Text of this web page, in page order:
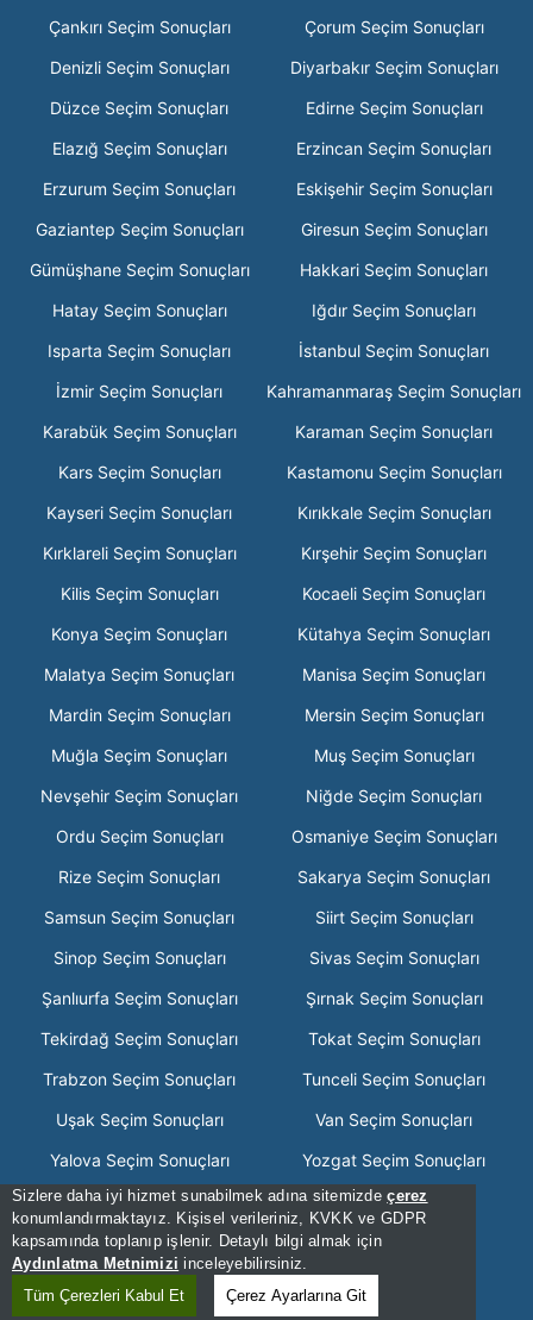
Sizlere daha iyi hizmet sunabilmek adına sitemizdeçerez
konumlandırmaktayız. Kişisel verileriniz, KVKK ve GDPR
kapsamında toplanıp işlenir. Detaylı bilgi almak için
Aydınlatma Metnimizi inceleyebilirsiniz.
Tüm Çerezleri Kabul Et
Çerez Ayarlarına Git
Çankırı Seçim Sonuçları
Çorum Seçim Sonuçları
Denizli Seçim Sonuçları
Diyarbakır Seçim Sonuçları
Düzce Seçim Sonuçları
Edirne Seçim Sonuçları
Elazığ Seçim Sonuçları
Erzincan Seçim Sonuçları
Erzurum Seçim Sonuçları
Eskişehir Seçim Sonuçları
Gaziantep Seçim Sonuçları
Giresun Seçim Sonuçları
Gümüşhane Seçim Sonuçları
Hakkari Seçim Sonuçları
Hatay Seçim Sonuçları
Iğdır Seçim Sonuçları
Isparta Seçim Sonuçları
İstanbul Seçim Sonuçları
İzmir Seçim Sonuçları
Kahramanmaraş Seçim Sonuçları
Karabük Seçim Sonuçları
Karaman Seçim Sonuçları
Kars Seçim Sonuçları
Kastamonu Seçim Sonuçları
Kayseri Seçim Sonuçları
Kırıkkale Seçim Sonuçları
Kırklareli Seçim Sonuçları
Kırşehir Seçim Sonuçları
Kilis Seçim Sonuçları
Kocaeli Seçim Sonuçları
Konya Seçim Sonuçları
Kütahya Seçim Sonuçları
Malatya Seçim Sonuçları
Manisa Seçim Sonuçları
Mardin Seçim Sonuçları
Mersin Seçim Sonuçları
Muğla Seçim Sonuçları
Muş Seçim Sonuçları
Nevşehir Seçim Sonuçları
Niğde Seçim Sonuçları
Ordu Seçim Sonuçları
Osmaniye Seçim Sonuçları
Rize Seçim Sonuçları
Sakarya Seçim Sonuçları
Samsun Seçim Sonuçları
Siirt Seçim Sonuçları
Sinop Seçim Sonuçları
Sivas Seçim Sonuçları
Şanlıurfa Seçim Sonuçları
Şırnak Seçim Sonuçları
Tekirdağ Seçim Sonuçları
Tokat Seçim Sonuçları
Trabzon Seçim Sonuçları
Tunceli Seçim Sonuçları
Uşak Seçim Sonuçları
Van Seçim Sonuçları
Yalova Seçim Sonuçları
Yozgat Seçim Sonuçları
Zonguldak Seçim Sonuçları
[Hata Bildir] - 02:41:07 - .2
[Kullanım Şartları]